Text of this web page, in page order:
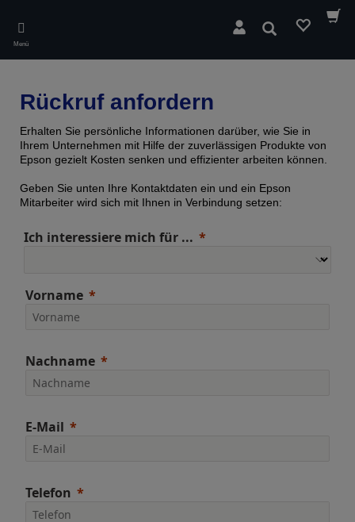
main
content
Menü
Suchen
Rückruf anfordern
Erhalten Sie persönliche Informationen darüber, wie Sie in
Ihrem Unternehmen mit Hilfe der zuverlässigen Produkte von
Epson gezielt Kosten senken und effizienter arbeiten können.
Geben Sie unten Ihre Kontaktdaten ein und ein Epson
Mitarbeiter wird sich mit Ihnen in Verbindung setzen:
Ich interessiere mich für ...
Vorname
Nachname
E-Mail
Telefon